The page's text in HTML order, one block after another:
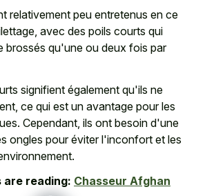
relativement peu entretenus en ce
avec des poils courts qui
brossés qu'une ou deux fois par
signifient également qu'ils ne
ce qui est un avantage pour les
Cependant, ils ont besoin d'une
ongles pour éviter l'inconfort et les
reading: Chasseur Afghan